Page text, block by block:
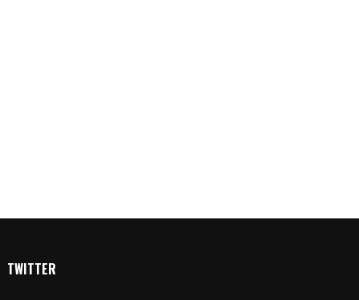
TWITTER